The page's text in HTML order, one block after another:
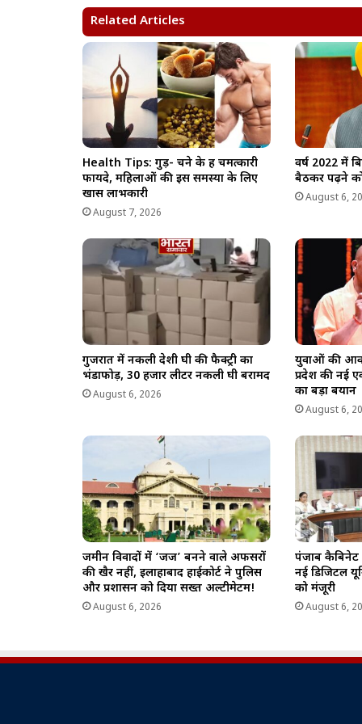
A
p
p
o
o
k
r
a
m
i
k
Related Articles
Health Tips: गुड़- चने के हैं चमत्कारी
फायदे, महिलाओं की इस समस्या के लिए
खास लाभकारी
August 7, 2026
वर्ष 2022 में
बैठकर पढ़ने को
August 6,
गुजरात में नकली देशी घी की फैक्ट्री का
भंडाफोड़, 30 हजार लीटर नकली घी बरामद
August 6, 2026
युवाओं की
प्रदेश की नई
का बड़ा बयान
August 6,
जमीन विवादों में ‘जज’ बनने वाले अफसरों
की खैर नहीं, इलाहाबाद हाईकोर्ट ने पुलिस
और प्रशासन को दिया सख्त अल्टीमेटम!
August 6, 2026
पंजाब
नई डिजिटल
को मंजूरी
August 6,